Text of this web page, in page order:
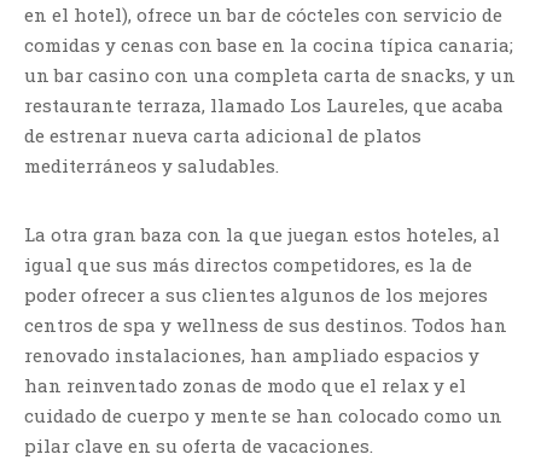
en el hotel), ofrece un bar de cócteles con servicio de
comidas y cenas con base en la cocina típica canaria;
un bar casino con una completa carta de snacks, y un
restaurante terraza, llamado Los Laureles, que acaba
de estrenar nueva carta adicional de platos
mediterráneos y saludables.
La otra gran baza con la que juegan estos hoteles, al
igual que sus más directos competidores, es la de
poder ofrecer a sus clientes algunos de los mejores
centros de spa y wellness de sus destinos. Todos han
renovado instalaciones, han ampliado espacios y
han reinventado zonas de modo que el relax y el
cuidado de cuerpo y mente se han colocado como un
pilar clave en su oferta de vacaciones.